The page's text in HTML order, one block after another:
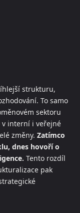
strukturu,
To samo
sektoru
v interní i veřejné
změny. Zatímco
dnes hovoří o
Tento rozdíl
pak